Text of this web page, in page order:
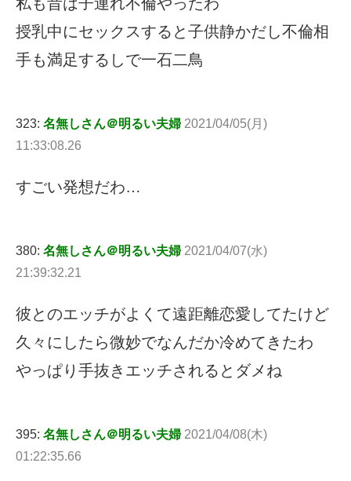
授乳中にセックスすると子供静かだし不倫相
手も満足するしで一石二鳥
323: 名無しさん＠明るい夫婦 2021/04/05(月)
11:33:08.26
すごい発想だわ…
380: 名無しさん＠明るい夫婦 2021/04/07(水)
21:39:32.21
彼とのエッチがよくて遠距離恋愛してたけど
久々にしたら微妙でなんだか冷めてきたわ
やっぱり手抜きエッチされるとダメね
395: 名無しさん＠明るい夫婦 2021/04/08(木)
01:22:35.66